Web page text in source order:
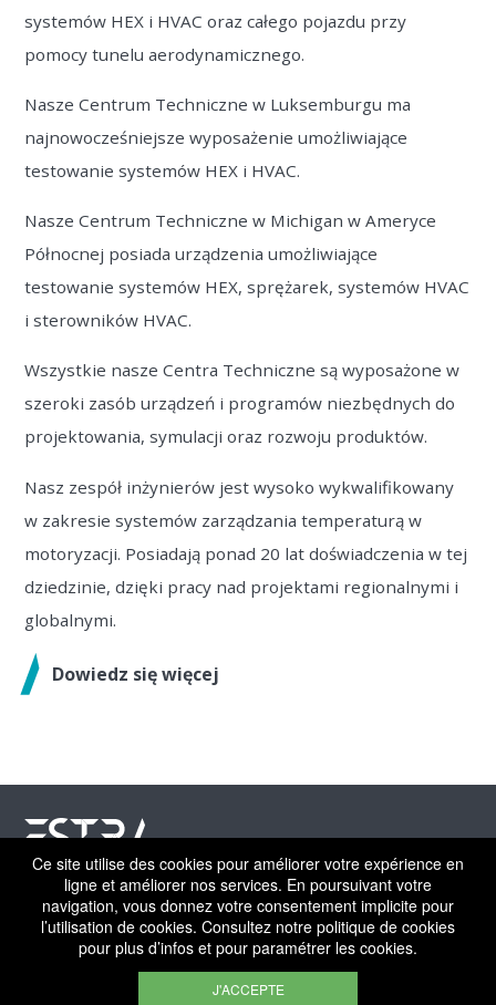
systemów HEX i HVAC oraz całego pojazdu przy
pomocy tunelu aerodynamicznego.
Nasze Centrum Techniczne w Luksemburgu ma
najnowocześniejsze wyposażenie umożliwiające
testowanie systemów HEX i HVAC.
Nasze Centrum Techniczne w Michigan w Ameryce
Północnej posiada urządzenia umożliwiające
testowanie systemów HEX, sprężarek, systemów HVAC
i sterowników HVAC.
Wszystkie nasze Centra Techniczne są wyposażone w
szeroki zasób urządzeń i programów niezbędnych do
projektowania, symulacji oraz rozwoju produktów.
Nasz zespół inżynierów jest wysoko wykwalifikowany
w zakresie systemów zarządzania temperaturą w
motoryzacji. Posiadają ponad 20 lat doświadczenia w tej
dziedzinie, dzięki pracy nad projektami regionalnymi i
globalnymi.
Dowiedz się więcej
©ESTRA 2026 | All rights reserved
NOTA PRAWNA
POLITYKA PRYWATNOŚCI
Ce site utilise des cookies pour améliorer votre expérience en
ligne et améliorer nos services. En poursuivant votre
navigation, vous donnez votre consentement implicite pour
l’utilisation de cookies. Consultez notre politique de cookies
pour plus d’infos et pour paramétrer les cookies.
J'ACCEPTE